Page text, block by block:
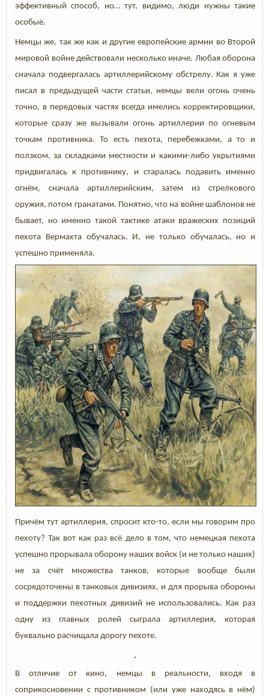
эффективный способ, но… тут, видимо, люди нужны такие
особые.
Немцы же, так же как и другие европейские армии во Второй
мировой войне действовали несколько иначе. Любая оборона
сначала подвергалась артиллерийскому обстрелу. Как я уже
писал в предыдущей части статьи, немцы вели огонь очень
точно, в передовых частях всегда имелись корректировщики,
которые сразу же вызывали огонь артиллерии по огневым
точкам противника. То есть пехота, перебежками, а то и
ползком, за складками местности и какими-либо укрытиями
придвигалась к противнику, и старалась подавить именно
огнём, сначала артиллерийским, затем из стрелкового
оружия, потом гранатами. Понятно, что на войне шаблонов не
бывает, но именно такой тактике атаки вражеских позиций
пехота Вермахта обучалась. И, не только обучалась, но и
успешно применяла.
Причём тут артиллерия, спросит кто-то, если мы говорим про
пехоту? Так вот как раз всё дело в том, что немецкая пехота
успешно прорывала оборону наших войск (и не только наших)
не за счёт множества танков, которые вообще были
сосредоточены в танковых дивизиях, и для прорыва обороны
и поддержки пехотных дивизий не использовались. Как раз
одну из главных ролей сыграла артиллерия, которая
буквально расчищала дорогу пехоте.
В отличие от кино, немцы в реальности, входя в
соприкосновении с противником (или уже находясь в нём)